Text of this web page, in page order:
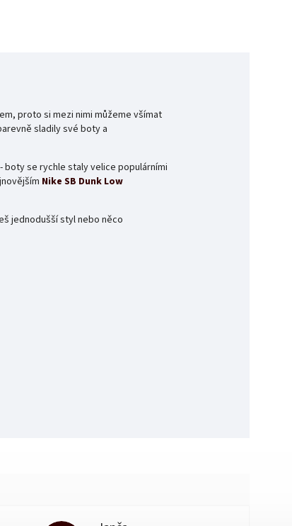
proto si mezi nimi můžeme všímat
sladily své boty a
boty se rychle staly velice populárními
Nike SB Dunk Low
jednodušší styl nebo něco